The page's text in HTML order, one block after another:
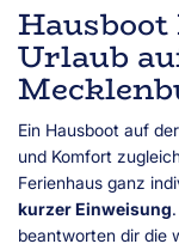
Urlaub
Ein Hausboot auf
und Komfort
Ferienhaus ganz
kurzer Einweisung
beantworten dir die